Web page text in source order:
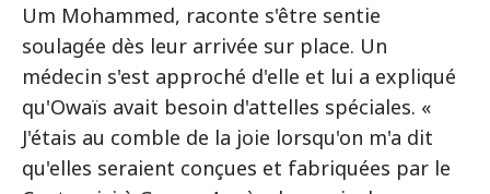
Um Mohammed, raconte s'être sentie
soulagée dès leur arrivée sur place. Un
médecin s'est approché d'elle et lui a expliqué
qu'Owaïs avait besoin d'attelles spéciales. «
J'étais au comble de la joie lorsqu'on m'a dit
qu'elles seraient conçues et fabriquées par le